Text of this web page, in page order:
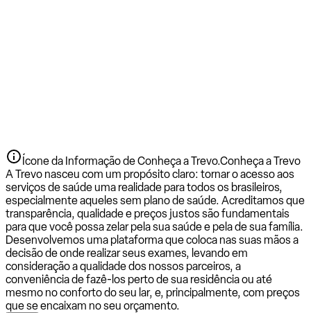
Ícone da Informação de Conheça a Trevo.Conheça a Trevo
A Trevo nasceu com um propósito claro: tornar o acesso aos
serviços de saúde uma realidade para todos os brasileiros,
especialmente aqueles sem plano de saúde. Acreditamos que
transparência, qualidade e preços justos são fundamentais
para que você possa zelar pela sua saúde e pela de sua família.
Desenvolvemos uma plataforma que coloca nas suas mãos a
decisão de onde realizar seus exames, levando em
consideração a qualidade dos nossos parceiros, a
conveniência de fazê-los perto de sua residência ou até
mesmo no conforto do seu lar, e, principalmente, com preços
que se encaixam no seu orçamento.